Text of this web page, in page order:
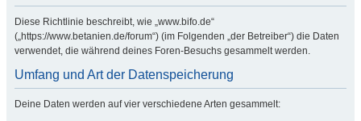
Diese Richtlinie beschreibt, wie „www.bifo.de“
(„https://www.betanien.de/forum“) (im Folgenden „der Betreiber“) die Daten
verwendet, die während deines Foren-Besuchs gesammelt werden.
Umfang und Art der Datenspeicherung
Deine Daten werden auf vier verschiedene Arten gesammelt: